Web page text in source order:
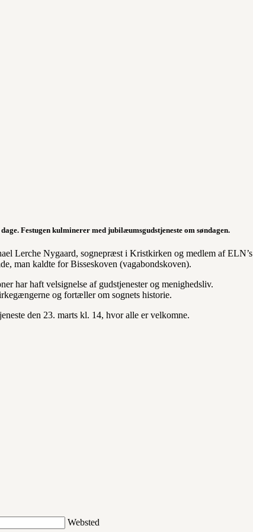
Festugen kulminerer med jubilæumsgudstjeneste om søndagen.
Lerche Nygaard, sognepræst i Kristkirken og medlem af ELN’s
man kaldte for Bisseskoven (vagabondskoven).
har haft velsignelse af gudstjenester og menighedsliv.
og fortæller om sognets historie.
den 23. marts kl. 14, hvor alle er velkomne.
Websted